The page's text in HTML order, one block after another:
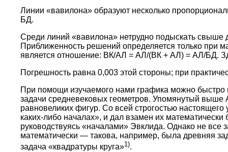
Линии «вавилона» образуют несколько
БД.
Среди линий «вавилона» нетрудно подыскать свыше
Приближенность решений определяется только при
является отношение: ВК/АЛ = АЛ/(ВК + АЛ) = АЛ/БД.
Погрешность равна 0,003 этой стороны; при
При помощи изучаемого нами графика можно быстро
задачи средневековых геометров. Упомянутый выше
равновеликих фигур. Со всей строгостью
каких-либо началах», и дал взамен их
руководствуясь «началами» Эвклида. Однако не все
математически — такова, например, была древняя
задача «квадратуры круга»1).